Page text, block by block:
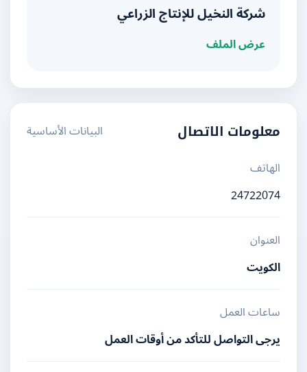
شركة النخيل للإنتاج الزراعي
عرض الملف
معلومات الاتصال
البيانات الأساسية
الهاتف
24722074
العنوان
الكويت
ساعات العمل
يرجى التواصل للتأكد من أوقات العمل